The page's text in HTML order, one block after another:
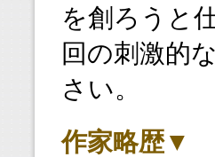
を創ろうと
回の刺激的
さい。
作家略歴▼